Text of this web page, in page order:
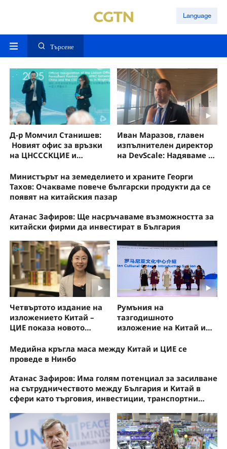
Language
Търсене
Д-р Момчил Станишев:
Новият офис за връзки
на ЦНСССКЦИЕ и
на държавите от ЦИЕ са
най- съвременната
платформа за
Китай и ЦИЕ
Иван Маразов, главен
изпълнителен директор
на DevScale: Надяваме се
технологичния обмен
между Китай и България
Министърът на земеделието и храните Георги
Тахов: Очакваме повече български продукти да се
появят на китайския пазар
Атанас Зафиров: Ще насръчаваме възможността за
китайски фирми да инвестират в България
Четвъртото издание на
изложението Китай –
ЦИЕ показа новото
между Китай и България
Румъния на
тазгодишното
изложение на Китай и
Източна Европа
Медийна кръгла маса между Китай и ЦИЕ се
проведе в Нинбо
Атанас Зафиров: Има голям потенциал за засилване
на сътрудничеството между България и Китай в
сфери като търговия, инвестиции, транспортни